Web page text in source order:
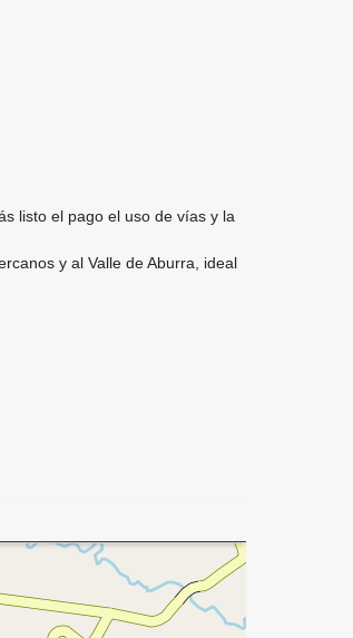
listo el pago el uso de vías y la
y al Valle de Aburra, ideal